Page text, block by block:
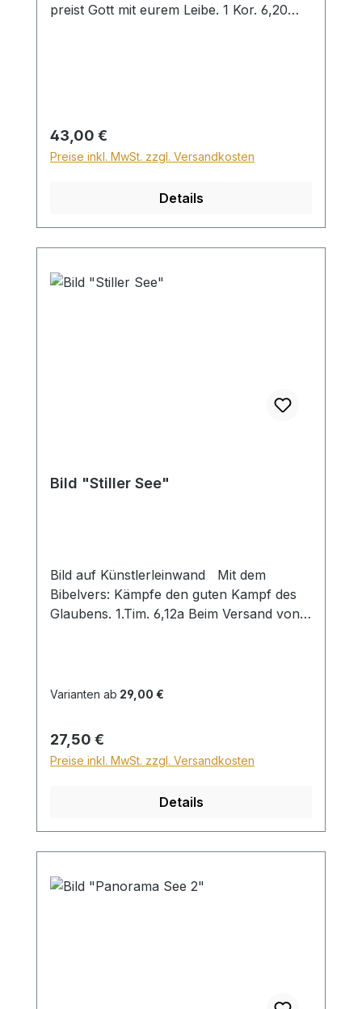
preist Gott mit eurem Leibe. 1 Kor. 6,20
Ausland beträgt der Sperrgutzuschlag
30€.
Regulärer Preis:
43,00 €
Preise inkl. MwSt. zzgl. Versandkosten
Details
Bild "Stiller See"
Bild auf Künstlerleinwand Mit dem
Bibelvers: Kämpfe den guten Kampf des
Glaubens. 1.Tim. 6,12a Beim Versand von
Sperrgut in Höhe von 28,99€ berechnet.
Sperrgutzuschlag 30€.
Varianten ab 29,00 €
Regulärer Preis:
27,50 €
Preise inkl. MwSt. zzgl. Versandkosten
Details